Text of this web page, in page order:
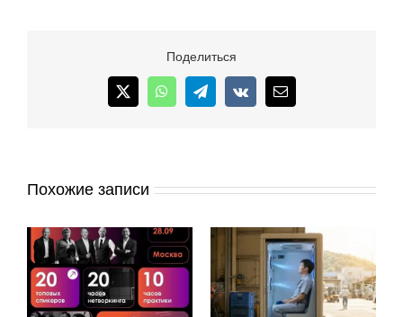
Поделиться
X WhatsAppTelegram
Vk Email
Похожие записи